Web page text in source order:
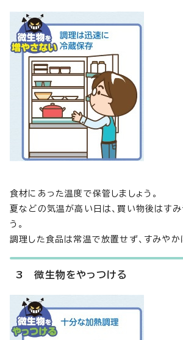
食材にあった温度で保管しましょう。
夏などの気温が高い日は、買い物後はすみ
う。
調理した食品は常温で放置せず、すみやか
3 微生物をやっつける